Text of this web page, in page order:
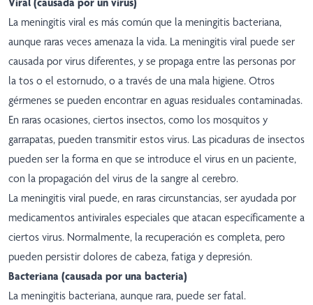
La meningitis viral es más común que la meningitis bacteriana,
aunque raras veces amenaza la vida. La meningitis viral puede ser
causada por virus diferentes, y se propaga entre las personas por
la tos o el estornudo, o a través de una mala higiene. Otros
gérmenes se pueden encontrar en aguas residuales contaminadas.
En raras ocasiones, ciertos insectos, como los mosquitos y
garrapatas, pueden transmitir estos virus. Las picaduras de insectos
pueden ser la forma en que se introduce el virus en un paciente,
con la propagación del virus de la sangre al cerebro.
La meningitis viral puede, en raras circunstancias, ser ayudada por
medicamentos antivirales especiales que atacan específicamente a
ciertos virus. Normalmente, la recuperación es completa, pero
pueden persistir dolores de cabeza, fatiga y depresión.
Bacteriana (causada por una bacteria)
La meningitis bacteriana, aunque rara, puede ser fatal.